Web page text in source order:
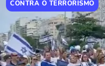
CONTRA O TERRORISMO